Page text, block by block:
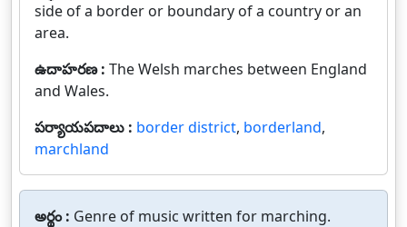
side of a border or boundary of a country or an
area.
ఉదాహరణ : The Welsh marches between England
and Wales.
పర్యాయపదాలు : border district, borderland,
marchland
అర్థం : Genre of music written for marching.